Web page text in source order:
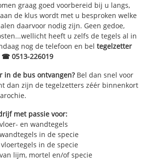
graag goed voorbereid bij u langs,
de klus wordt met u besproken welke
daarvoor nodig zijn. Geen gedoe,
heeft u zelfs de tegels al in
nog de telefoon en beltegelzetter
☎ 0513-226019
in de bus ontvangen?Bel dan snel voor
dan zijn de tegelzetters zéér binnenkort
met passie voor:
en wandtegels
in de specie
in de specie
lijm, mortel en/of specie